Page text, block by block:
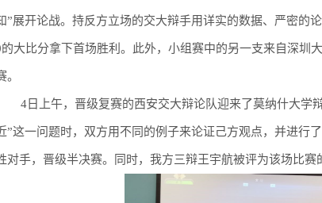
”展开论战。持反方立场的交大辩手用详实的数据、严密的
大比分拿下首场胜利。此外，小组赛中的另一支来自深圳
。
4日上午，晋级复赛的西安交大辩论队迎来了莫纳什大学
”这一问题时，双方用不同的例子来论证己方观点，并进行
对手，晋级半决赛。同时，我方三辩王宇航被评为该场比赛